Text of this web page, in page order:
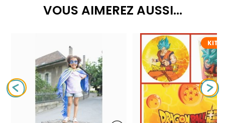
VOUS AIMEREZ AUSSI...
KIT